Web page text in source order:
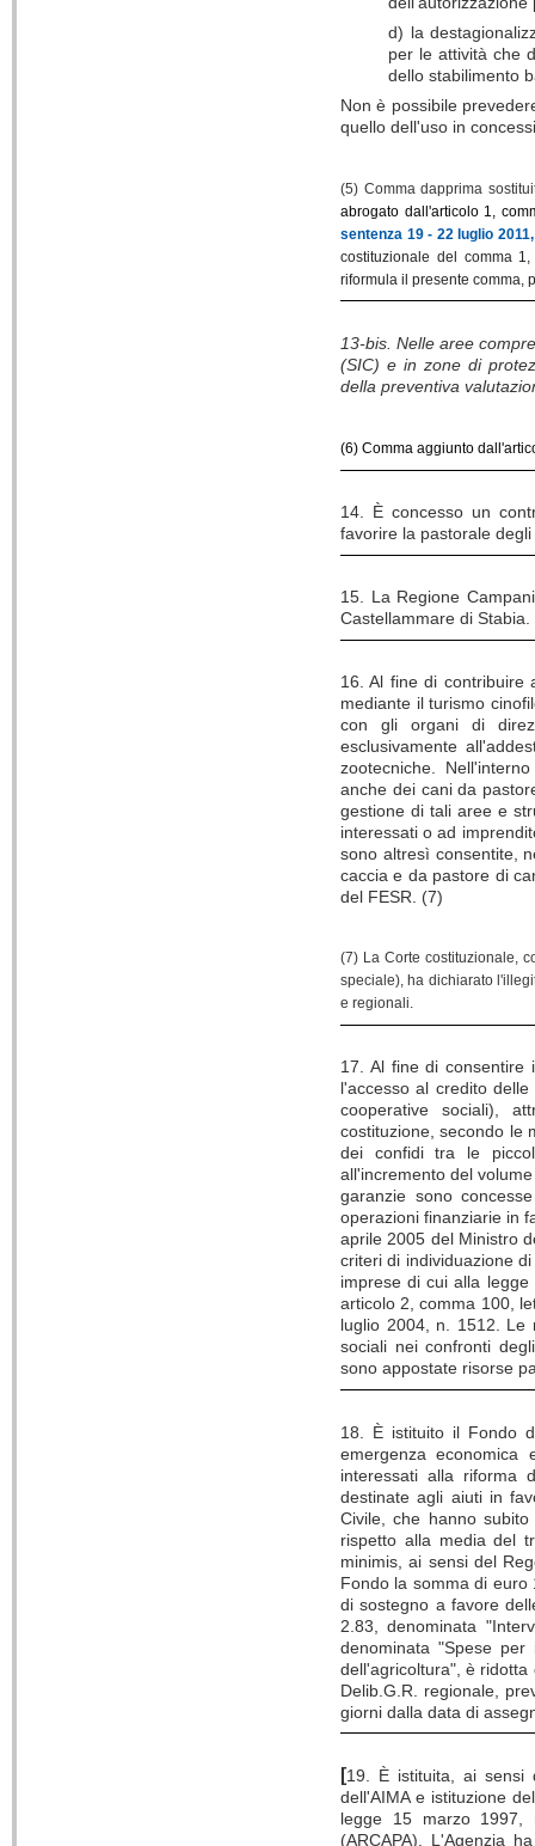
d) la
per le attività che
dello stabilimento
Non è possibile
quello dell'uso in
(5) Comma dapprima
abrogato dall'articolo 1,
sentenza 19 - 22 luglio
costituzionale del comma
riformula il presente comma,
13-bis. Nelle aree
(SIC) e in zone di
della preventiva
(6) Comma aggiunto
14. È concesso un
favorire la pastorale
15. La Regione
Castellammare di Stabia.
16. Al fine di contribuire
mediante il turismo
con gli organi di
esclusivamente
zootecniche.
anche dei cani da
gestione di tali aree e
interessati o ad
sono altresì consentite,
caccia e da pastore di
del FESR. (7)
(7) La Corte costituzionale,
speciale), ha dichiarato
e regionali.
17. Al fine di consentire
l'accesso al credito
cooperative sociali),
costituzione, secondo le
dei confidi tra le
all'incremento del
garanzie sono
operazioni finanziarie in
aprile 2005 del Ministro
criteri di individuazione
imprese di cui alla
articolo 2, comma 100,
luglio 2004, n. 1512. Le
sociali nei confronti
sono appostate risorse
18. È istituito il Fondo
emergenza
interessati alla riforma
destinate agli aiuti in
Civile, che hanno
rispetto alla media del
minimis, ai sensi del
Fondo la somma di euro
di sostegno a favore
2.83, denominata
denominata "Spese per
dell'agricoltura", è
Delib.G.R. regionale,
giorni dalla data di
[19. È istituita, ai sensi
dell'AIMA e istituzione
legge 15 marzo 1997,
(ARCAPA). L'Agenzia